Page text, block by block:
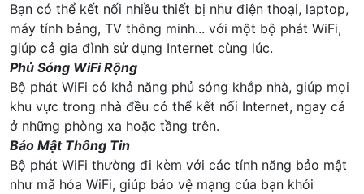
Bạn có thể kết nối nhiều thiết bị như điện thoại, laptop,
máy tính bảng, TV thông minh... với một bộ phát WiFi,
giúp cả gia đình sử dụng Internet cùng lúc.
Phủ Sóng WiFi Rộng
Bộ phát WiFi có khả năng phủ sóng khắp nhà, giúp mọi
khu vực trong nhà đều có thể kết nối Internet, ngay cả
ở những phòng xa hoặc tầng trên.
Bảo Mật Thông Tin
Bộ phát WiFi thường đi kèm với các tính năng bảo mật
như mã hóa WiFi, giúp bảo vệ mạng của bạn khỏi